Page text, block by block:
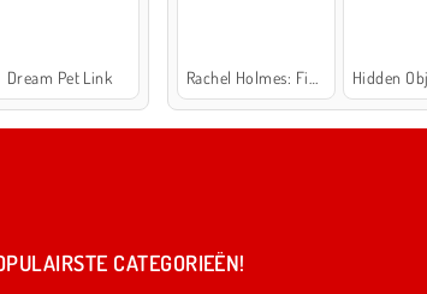
Dream Pet Link
CATEGORIEËN!